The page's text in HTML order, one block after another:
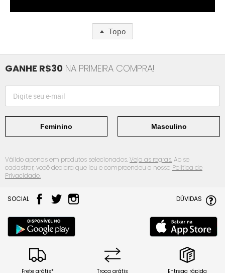
Topo
GANHE R$30 NA PRIMEIRA COMPRA!
Feminino Masculino
Válido apenas em produtos selecionados.Veja as regras.Ao se
cadastrar, você declara que leu e compreendeu a nossa Política de
Privacidade.
SOCIAL DÚVIDAS
Frete grátis* Troca grátis Entrega rápida